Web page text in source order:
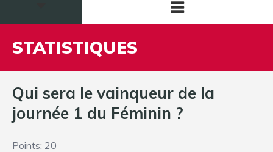
STATISTIQUES
Qui sera le vainqueur de la
journée 1 du Féminin ?
Points: 20